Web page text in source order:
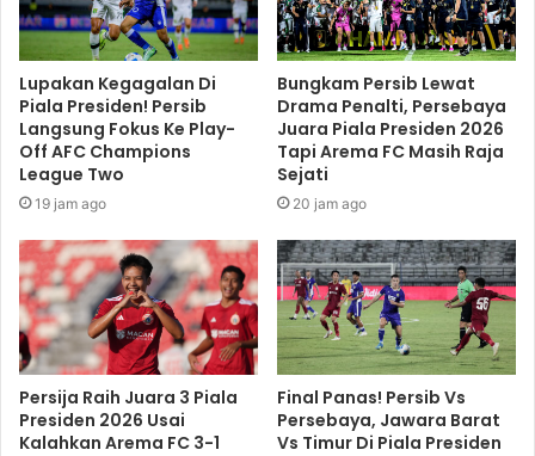
Lupakan Kegagalan Di
Piala Presiden! Persib
Langsung Fokus Ke Play-
Off AFC Champions
League Two
19 jam ago
Bungkam Persib Lewat
Drama Penalti, Persebaya
Juara Piala Presiden 2026
Tapi Arema FC Masih Raja
Sejati
20 jam ago
Persija Raih Juara 3 Piala
Presiden 2026 Usai
Kalahkan Arema FC 3-1
Final Panas! Persib Vs
Persebaya, Jawara Barat
Vs Timur Di Piala Presiden